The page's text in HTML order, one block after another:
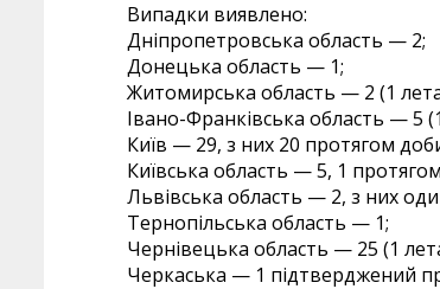
Випадки виявлено:
Дніпропетровська область — 2;
Донецька область — 1;
Житомирська область — 2 (1
Івано-Франківська область — 5
Київ — 29, з них 20 протягом
Київська область — 5, 1
Львівська область — 2, з них
Тернопільська область — 1;
Чернівецька область — 25 (1
Черкаська — 1 підтверджений